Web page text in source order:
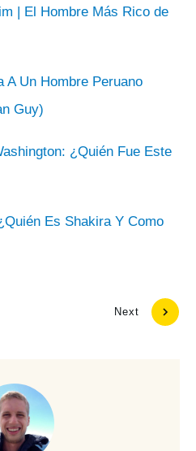
| El Hombre Más Rico de
A Un Hombre Peruano
Guy)
¿Quién Fue Este
Es Shakira Y Como
Next